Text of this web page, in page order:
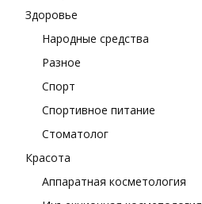
Здоровье
Народные средства
Разное
Спорт
Спортивное питание
Стоматолог
Красота
Аппаратная косметология